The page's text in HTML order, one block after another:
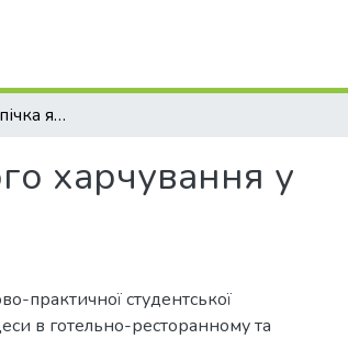
Безглютенова випічка як тренд здорового харчування у ресторанному бізнесі
харчування у
практичної студентської
в готельно-ресторанному та